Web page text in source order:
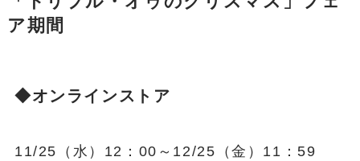
ア期間
◆オンラインストア
11/25（水）12：00～12/25（金）11：59